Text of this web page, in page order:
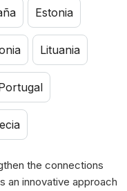
Estonia
Lituania
the connections
an innovative approach